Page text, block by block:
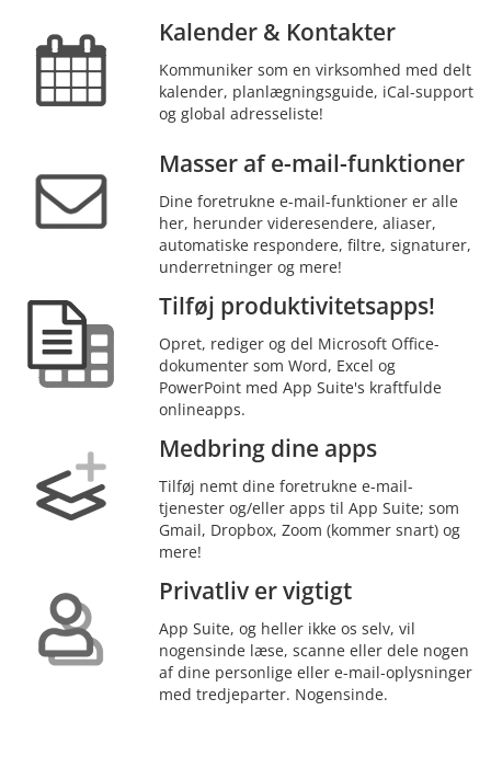
Kalender & Kontakter
Kommuniker som en virksomhed med delt
kalender, planlægningsguide, iCal-support
og global adresseliste!
Masser af e-mail-funktioner
Dine foretrukne e-mail-funktioner er alle
her, herunder videresendere, aliaser,
automatiske respondere, filtre, signaturer,
underretninger og mere!
Tilføj produktivitetsapps!
Opret, rediger og del Microsoft Office-
dokumenter som Word, Excel og
PowerPoint med App Suite's kraftfulde
onlineapps.
Medbring dine apps
Tilføj nemt dine foretrukne e-mail-
tjenester og/eller apps til App Suite; som
Gmail, Dropbox, Zoom (kommer snart) og
mere!
Privatliv er vigtigt
App Suite, og heller ikke os selv, vil
nogensinde læse, scanne eller dele nogen
af dine personlige eller e-mail-oplysninger
med tredjeparter. Nogensinde.